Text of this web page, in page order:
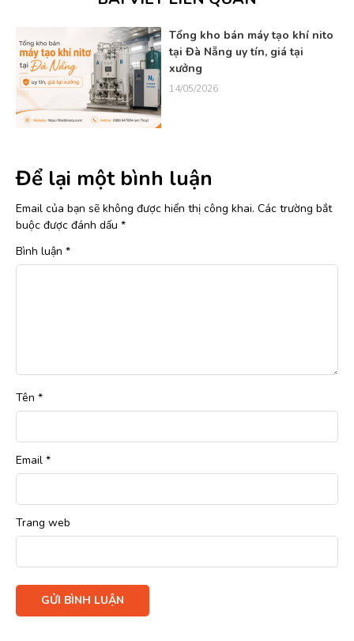
Tổng kho bán máy tạo khí nito
tại Đà Nẵng uy tín, giá tại
xưởng
14/05/2026
Để lại một bình luận
Email của bạn sẽ không được hiển thị công khai. Các trường bắt
buộc được đánh dấu *
Bình luận *
Tên *
Email *
Trang web